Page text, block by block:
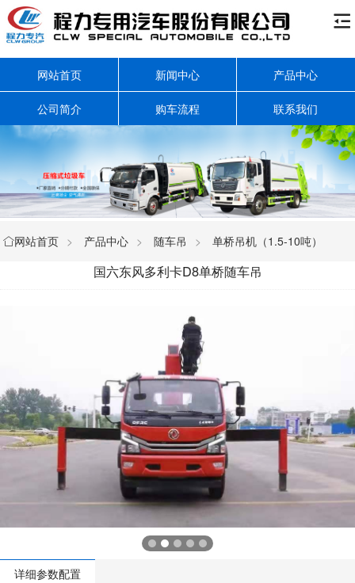

网站首页 新闻中心 产品中心
公司简介 购车流程 联系我们
网站首页 > 产品中心 > 随车吊 > 单桥吊机（1.5-10吨）
国六东风多利卡D8单桥随车吊
详细参数配置